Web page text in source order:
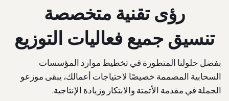
رؤى تقنية متخصصة
تنسيق جميع فعاليات التوزيع
بفضل حلولنا المتطورة في تخطيط موارد المؤسسات
السحابية المصممة خصيصًا لاحتياجات أعمالك، يبقى موزعو
الجملة في مقدمة الأتمتة والابتكار وزيادة الإنتاجية.